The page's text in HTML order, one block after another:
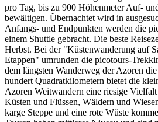
pro Tag, bis zu 900 Höhenmeter Auf-
bewältigen. Übernachtet wird in
Anfangs- und Endpunkten werden die
einem Shuttle gebracht. Die beste
Herbst. Bei der "Küstenwanderung auf
Etappen" umrunden die picotours-
dem längsten Wanderweg der Azoren
hundert Quadratkilometern bietet die
Azoren Weitwandern eine riesige
Küsten und Flüssen, Wäldern und
karge Steppe und eine rote Wüste